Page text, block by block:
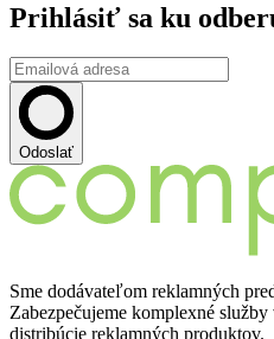
Prihlásiť sa ku
Odoslať
Sme dodávateľom reklamných
Zabezpečujeme komplexné
distribúcie reklamných produktov.